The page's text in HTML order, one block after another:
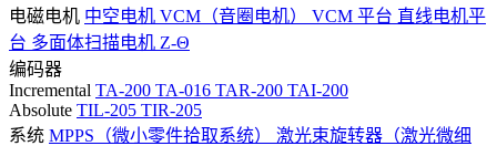
电磁电机 中空电机 VCM（音圈电机） VCM 平台 直线电机平
台 多面体扫描电机 Z-Θ
编码器
Incremental TA-200 TA-016 TAR-200 TAI-200
Absolute TIL-205 TIR-205
系统 MPPS（微小零件拾取系统） 激光束旋转器（激光微细